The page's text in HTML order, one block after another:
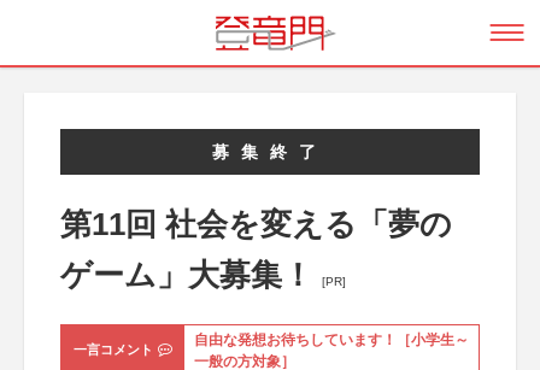
募集終了
第11回 社会を変える「夢の
ゲーム」大募集！
[PR]
一言コメント
自由な発想お待ちしています！［小学生～
一般の方対象］